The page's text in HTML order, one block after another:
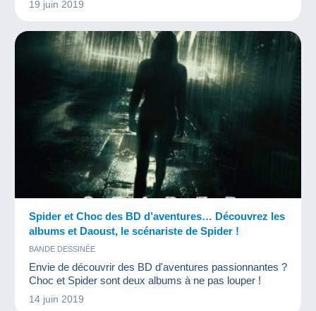
19 juin 2019
Spider et Choc des BD d’aventures… Découvrez les
albums et Daoust, le scénariste de Spider !
BANDE DESSINÉE
Envie de découvrir des BD d'aventures passionnantes ?
Choc et Spider sont deux albums à ne pas louper !
14 juin 2019